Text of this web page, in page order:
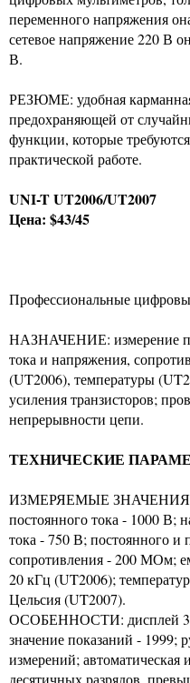
переменного напряжения
сетевое напряжение 220 В
В.
РЕЗЮМЕ: удобная
предохраняющей от
функции, которые
практической работе.
UNI-T UT2006/UT2007
Цена: $43/45
Профессиональные
НАЗНАЧЕНИЕ: измерение
тока и напряжения,
(UT2006), температуры
усиления транзисторов;
непрерывности цепи.
ТЕХНИЧЕСКИЕ
ИЗМЕРЯЕМЫЕ ЗНАЧЕНИЯ
постоянного тока - 1000 В;
тока - 750 В; постоянного и
сопротивления - 200 МОм;
20 кГц (UT2006);
Цельсия (UT2007).
ОСОБЕННОСТИ: дисплей 3
значение показаний - 1999;
измерений; автоматическая
десятичных разрядов,